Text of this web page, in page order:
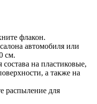
флакон.
автомобиля или
см.
на пластиковые,
а также на
распыление для